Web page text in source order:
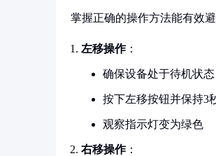
掌握正确的操作方法能有效避
左移操作：
确保设备处于待机状态
按下左移按钮并保持3
观察指示灯变为绿色
右移操作：